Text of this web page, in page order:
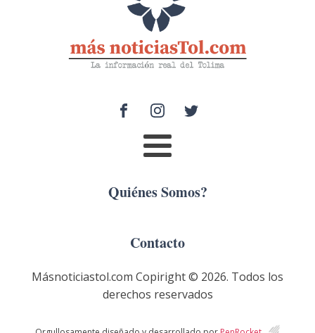
Quiénes Somos?
Contacto
Másnoticiastol.com Copiright © 2026. Todos los
derechos reservados